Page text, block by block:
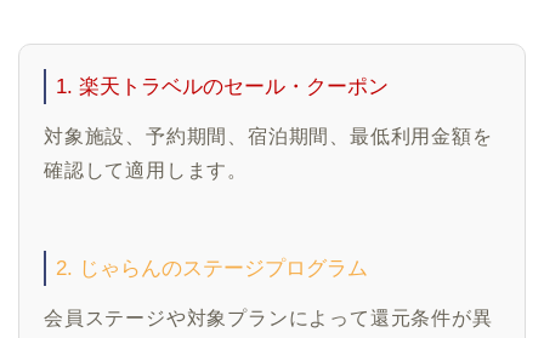
1. 楽天トラベルのセール・クーポン
対象施設、予約期間、宿泊期間、最低利用金額を
確認して適用します。
2. じゃらんのステージプログラム
会員ステージや対象プランによって還元条件が異